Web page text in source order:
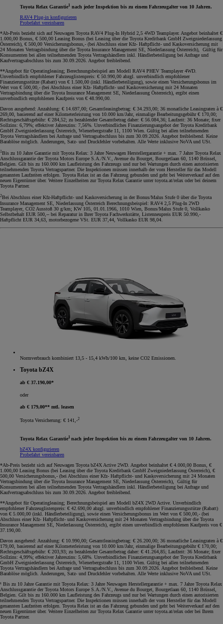
Toyota Relax Garantie1 nach jeder Inspektion bis zu einem Fahrzeugalter von 10 Jahren.
RAV4 Plug-in konfigurieren
Probefahrt vereinbaren
*Ab-Preis bezieht sich auf Neuwagen Toyota RAV4 Plug-In Hybrid 2,5 4WD Teamplayer. Angebot beinhaltet €
1.000,00 Bonus, € 500,00 Leasing Bonus (bei Leasing über die Toyota Kreditbank GmbH Zweigniederlassung
Österreich), € 500,00 Versicherungsbonus,- (bei Abschluss einer Kfz- Haftpflicht- und Kaskoversicherung mit
24 Monaten Vertragsbindung über die Toyota Insurance Management SE, Niederlassung Österreich), Gültig für
Konsumenten bei allen teilnehmenden Toyota Vertragshändlern inkl. Händlerbeteiligung bei Anfrage und
Kaufvertragsabschluss bis zum 30.09.2026. Angebot freibleibend.
**Angebot für Operatingleasing; Berechnungsbeispiel am Modell RAV4 PHEV Teamplayer 4WD.
Unverbindlich empfohlener Fahrzeuglistenpreis: € 50.990,00 abzgl. unverbindlich empfohlener
Finanzierungsstütze (Rabatt) von € 1.500,00 (inkl. Händlerbeteiligung), sowie einen Versicherungsbonus im
Wert von € 500,00,- (bei Abschluss einer Kfz- Haftpflicht- und Kaskoversicherung mit 24 Monaten
Vertragsbindung über die Toyota Insurance Management SE, Niederlassung Österreich), ergibt einen
unverbindlich empfohlenen Kaufpreis von € 48.990,00.
Davon ausgehend: Anzahlung: € 14.697,00; Gesamtleasingbetrag: € 34.293,00; 36 monatliche Leasingraten à €
269,00, basierend auf einer Kilometerleistung von 10.000 km/Jahr, einmalige Bearbeitungsgebühr € 170,00;
Rechtsgeschäftsgebühr: € 284,52; zu bezahlender Gesamtbetrag daher: € 56.084,36; Laufzeit: 36 Monate; fixer
Sollzins: 6,79%; effektiver Jahreszins: 7,56%. Unverbindliches Finanzierungsangebot der Toyota Kreditbank
GmbH Zweigniederlassung Österreich, Wienerbergstraße 11, 1100 Wien. Gültig bei allen teilnehmenden
Toyota Vertragshändlern bei Anfrage und Vertragsabschluss bis zum 30.09.2026. Angebot freibleibend. Keine
Barablöse möglich. Änderungen, Satz- und Druckfehler vorbehalten. Alle Werte inklusive NoVA und USt.
1Bis zu 10 Jahre Garantie mit Toyota Relax: 3 Jahre Neuwagen Herstellergarantie + max. 7 Jahre Toyota Relax
Anschlussgarantie der Toyota Motors Europe S.A./N.V., Avenue du Bourget, Bourgetlaan 60, 1140 Brüssel,
Belgien. Gilt bis zu 160.000 km Laufleistung des Fahrzeugs und nur bei Wartungen durch einen autorisierten
teilnehmenden Toyota Vertragspartner. Die Inspektionen müssen innerhalb der vom Hersteller für das Modell
genannten Laufzeiten erfolgen. Toyota Relax ist an das Fahrzeug gebunden und geht bei Weiterverkauf auf den
neuen Eigentümer über. Weitere Einzelheiten zur Toyota Relax Garantie unter toyota.at/relax oder bei deinem
Toyota Partner.
2Bei Abschluss einer Kfz-Haftpflicht- und Kaskoversicherung in der Bonus/Malus Stufe 0 über die Toyota
Insurance Management SE, Niederlassung Österreich Berechnungsbeispiel: RAV4 2,5 Plug-In 2WD
Teamplayer, CO2 Ausstoß 30 g/km; KW 105, 01.01.1966, 1010 Wien, Bonus/Malus Stufe 0, Vollkasko
Selbstbehalt EUR 500,-- bei Reparatur in Ihrer Toyota Fachwerkstätte, Listenneupreis EUR 50.990,-
Haftpflicht EUR 34,63, motorbezogene VSt. EUR 37,44, Vollkasko EUR 98,04.
Normverbrauch kombiniert 13,5 - 15,4 kWh/100 km, keine CO2 Emissionen.
Toyota bZ4X
ab € 37.190,00*
oder
ab € 179,00** mtl. leasen
Toyota Versicherung: € 141,-2
Toyota Relax Garantie1 nach jeder Inspektion bis zu einem Fahrzeugalter von 10 Jahren.
bZ4X konfigurieren
Probefahrt vereinbaren
*Ab-Preis bezieht sich auf Neuwagen Toyota bZ4X Active 2WD. Angebot beinhaltet € 4.000,00 Bonus, €
1.000,00 Leasing Bonus (bei Leasing über die Toyota Kreditbank GmbH Zweigniederlassung Österreich), €
500,00 Versicherungsbonus,- (bei Abschluss einer Kfz- Haftpflicht- und Kaskoversicherung mit 24 Monaten
Vertragsbindung über die Toyota Insurance Management SE, Niederlassung Österreich), Gültig für
Konsumenten bei allen teilnehmenden Toyota Vertragshändlern inkl. Händlerbeteiligung bei Anfrage und
Kaufvertragsabschluss bis zum 30.09.2026. Angebot freibleibend.
**Angebot für Operatingleasing; Berechnungsbeispiel am Modell bZ4X 2WD Active. Unverbindlich
empfohlener Fahrzeuglistenpreis: € 42.690,00 abzgl. unverbindlich empfohlener Finanzierungsstütze (Rabatt)
von € 5.000,00 (inkl. Händlerbeteiligung), sowie einen Versicherungsbonus im Wert von € 500,00,- (bei
Abschluss einer Kfz- Haftpflicht- und Kaskoversicherung mit 24 Monaten Vertragsbindung über die Toyota
Insurance Management SE, Niederlassung Österreich), ergibt einen unverbindlich empfohlenen Kaufpreis von €
37.190,00.
Davon ausgehend: Anzahlung: € 10.990,00; Gesamtleasingbetrag: € 26.200,00; 36 monatliche Leasingraten à €
179,00, basierend auf einer Kilometerleistung von 10.000 km/Jahr, einmalige Bearbeitungsgebühr € 170,00;
Rechtsgeschäftsgebühr: € 203,93; zu bezahlender Gesamtbetrag daher: € 41.264,85; Laufzeit: 36 Monate; fixer
Sollzins: 4,99%; effektiver Jahreszins: 5,68%. Unverbindliches Finanzierungsangebot der Toyota Kreditbank
GmbH Zweigniederlassung Österreich, Wienerbergstraße 11, 1100 Wien. Gültig bei allen teilnehmenden
Toyota Vertragshändlern bei Anfrage und Vertragsabschluss bis zum 30.09.2026. Angebot freibleibend. Keine
Barablöse möglich. Änderungen, Satz- und Druckfehler vorbehalten. Alle Werte inklusive NoVA und USt.
¹ Bis zu 10 Jahre Garantie mit Toyota Relax: 3 Jahre Neuwagen Herstellergarantie + max. 7 Jahre Toyota Relax
Anschlussgarantie der Toyota Motors Europe S.A./N.V., Avenue du Bourget, Bourgetlaan 60, 1140 Brüssel,
Belgien. Gilt bis zu 160.000 km Laufleistung des Fahrzeugs und nur bei Wartungen durch einen autorisierten
teilnehmenden Toyota Vertragspartner. Die Inspektionen müssen innerhalb der vom Hersteller für das Modell
genannten Laufzeiten erfolgen. Toyota Relax ist an das Fahrzeug gebunden und geht bei Weiterverkauf auf den
neuen Eigentümer über. Weitere Einzelheiten zur Toyota Relax Garantie unter toyota.at/relax oder bei Ihrem
Toyota Partner.